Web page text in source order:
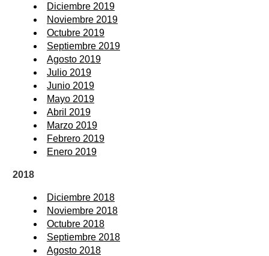
Diciembre 2019
Noviembre 2019
Octubre 2019
Septiembre 2019
Agosto 2019
Julio 2019
Junio 2019
Mayo 2019
Abril 2019
Marzo 2019
Febrero 2019
Enero 2019
2018
Diciembre 2018
Noviembre 2018
Octubre 2018
Septiembre 2018
Agosto 2018